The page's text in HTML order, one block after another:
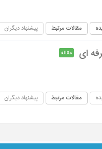
مقالات مرتبط پیشنهاد دیگران
ای مقاله
مقالات مرتبط پیشنهاد دیگران